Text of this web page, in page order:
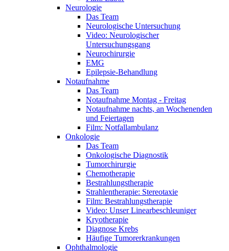
Neurologie
Das Team
Neurologische Untersuchung
Video: Neurologischer
Untersuchungsgang
Neurochirurgie
EMG
Epilepsie-Behandlung
Notaufnahme
Das Team
Notaufnahme Montag - Freitag
Notaufnahme nachts, an Wochenenden
und Feiertagen
Film: Notfallambulanz
Onkologie
Das Team
Onkologische Diagnostik
Tumorchirurgie
Chemotherapie
Bestrahlungstherapie
Strahlentherapie: Stereotaxie
Film: Bestrahlungstherapie
Video: Unser Linearbeschleuniger
Kryotherapie
Diagnose Krebs
Häufige Tumorerkrankungen
Ophthalmologie